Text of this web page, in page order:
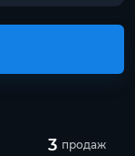
3 продаж